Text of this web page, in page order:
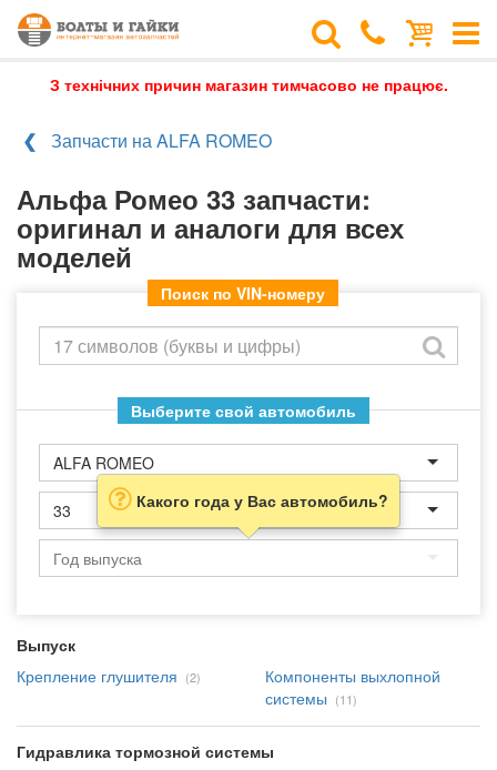
З технічних причин магазин тимчасово не працює.
Запчасти на ALFA ROMEO
Альфа Ромео 33 запчасти:
оригинал и аналоги для всех
моделей
Поиск по VIN-номеру
Выберите свой автомобиль
ALFA ROMEO
33 Какого года у Вас автомобиль?
Выпуск
Крепление глушителя (2)
Компоненты выхлопной
системы (11)
Гидравлика тормозной системы